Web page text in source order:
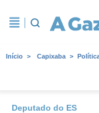
Início Capixaba
Deputado do ES